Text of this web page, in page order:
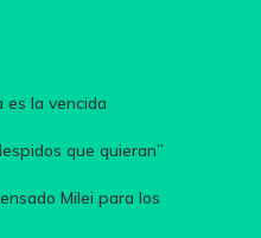
es la vencida
que quieran”
Milei para los